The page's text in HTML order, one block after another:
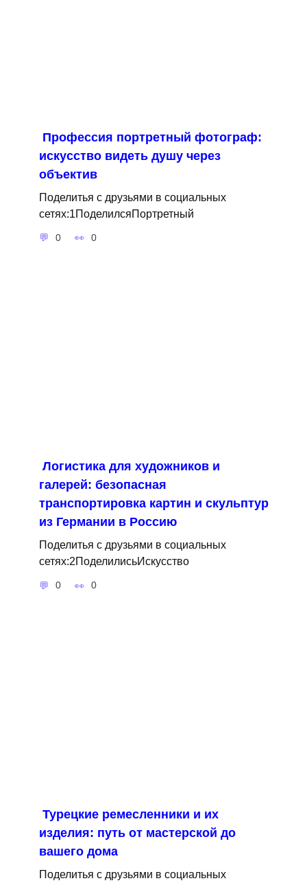
Профессия портретный фотограф:
искусство видеть душу через
объектив
Поделитья с друзьями в социальных
сетях:1ПоделилсяПортретный
0 0
Логистика для художников и
галерей: безопасная
транспортировка картин и скульптур
из Германии в Россию
Поделитья с друзьями в социальных
сетях:2ПоделилисьИскусство
0 0
Турецкие ремесленники и их
изделия: путь от мастерской до
вашего дома
Поделитья с друзьями в социальных